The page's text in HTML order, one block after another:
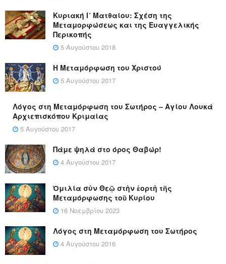
Κυριακή Ι´ Ματθαίου: Σχέση της
Μεταμορφώσεως και της Ευαγγελικής
Περικοπής
5 Αυγούστου 2018
Η Μεταμόρφωση του Χριστού
5 Αυγούστου 2017
Λόγος στη Μεταμόρφωση του Σωτήρος – Αγίου Λουκά
Αρχιεπισκόπου Κριμαίας
5 Αυγούστου 2017
Πάμε ψηλά στο όρος Θαβώρ!
4 Αυγούστου 2017
Ὁμιλία σὺν Θεῷ στὴν ἑορτὴ τῆς
Μεταμόρφωσης τοῦ Κυρίου
16 Νοεμβρίου 2023
Λόγος στη Μεταμόρφωση του Σωτήρος
4 Αυγούστου 2016